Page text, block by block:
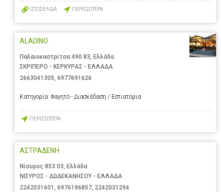
ΙΣΤΟΣΕΛΙΔΑ ΠΕΡΙΣΣΟΤΕΡΑ
ALADINO
Παλαιοκαστρίτσα 490 83, Ελλάδα
ΣΚΡΙΠΕΡΟ - ΚΕΡΚΥΡΑΣ - ΕΛΛΑΔΑ
2663041305 6977691626
Κατηγορία: Φαγητό - Διασκέδαση / Εστιατόρια
ΠΕΡΙΣΣΟΤΕΡΑ
ΑΣΤΡΑΔΕΝΗ
Νίσυρος 853 03, Ελλάδα
ΝΙΣΥΡΟΣ - ΔΩΔΕΚΑΝΗΣΟΥ - ΕΛΛΑΔΑ
2242031601 , 6976196857, 2242031294